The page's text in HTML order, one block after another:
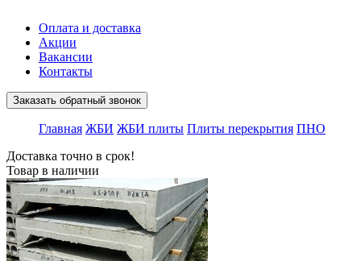
Оплата и доставка
Акции
Вакансии
Контакты
Заказать обратный звонок
Главная ЖБИ ЖБИ плиты Плиты перекрытия ПНО
Доставка точно в срок!
Товар в наличии